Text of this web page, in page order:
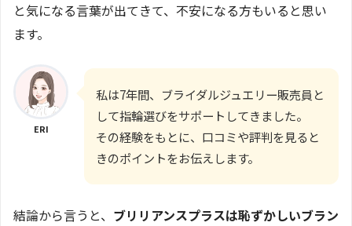
と気になる言葉が出てきて、不安になる方もいると思い
ます。
ERI
私は7年間、ブライダルジュエリー販売員と
して指輪選びをサポートしてきました。
その経験をもとに、口コミや評判を見ると
きのポイントをお伝えします。
結論から言うと、 ブリリアンスプラスは恥ずかしいブラン